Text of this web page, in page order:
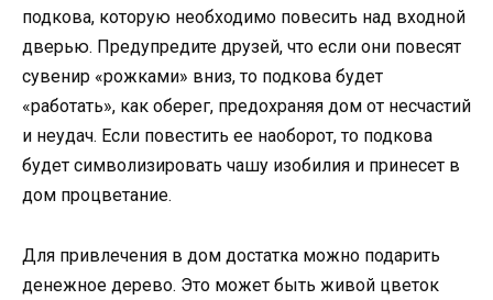
подкова, которую необходимо повесить над входной
дверью. Предупредите друзей, что если они повесят
сувенир «рожками» вниз, то подкова будет
«работать», как оберег, предохраняя дом от несчастий
и неудач. Если повестить ее наоборот, то подкова
будет символизировать чашу изобилия и принесет в
дом процветание.
Для привлечения в дом достатка можно подарить
денежное дерево. Это может быть живой цветок